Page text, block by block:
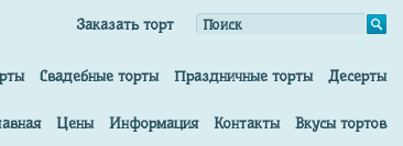
Заказать торт
Свадебные торты Праздничные торты Десерты
Цены Информация Контакты Вкусы тортов